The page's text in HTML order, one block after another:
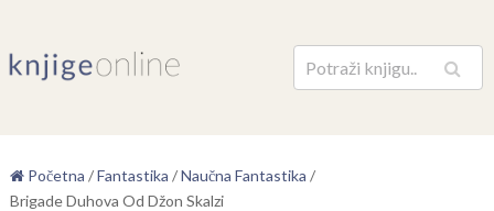
Pretraga
Početna /Fantastika /Naučna Fantastika /
Brigade Duhova Od Džon Skalzi